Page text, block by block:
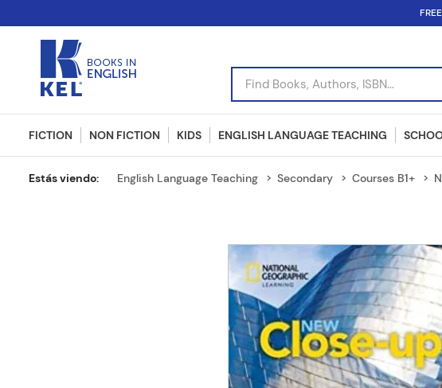
Find Books, Authors, ISBN...
FICTION NON FICTION KIDS ENGLISH LANGUAGE TEACHING
English Language Teaching Secondary Courses B1+